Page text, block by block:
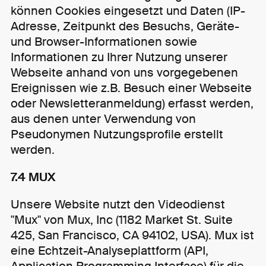
können Cookies eingesetzt und Daten (IP-
Adresse, Zeitpunkt des Besuchs, Geräte-
und Browser-Informationen sowie
Informationen zu Ihrer Nutzung unserer
Webseite anhand von uns vorgegebenen
Ereignissen wie z.B. Besuch einer Webseite
oder Newsletteranmeldung) erfasst werden,
aus denen unter Verwendung von
Pseudonymen Nutzungsprofile erstellt
werden.
7.4 MUX
Unsere Website nutzt den Videodienst
"Mux" von Mux, Inc (1182 Market St. Suite
425, San Francisco, CA 94102, USA). Mux ist
eine Echtzeit-Analyseplattform (API,